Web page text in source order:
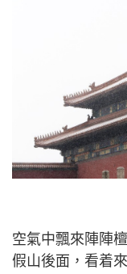
空氣中飄來陣陣
假山後面，看着